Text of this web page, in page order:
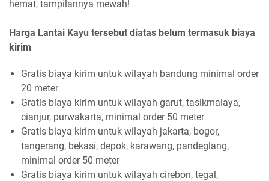
hemat, tampilannya mewah!
Harga Lantai Kayu tersebut diatas belum termasuk biaya
kirim
Gratis biaya kirim untuk wilayah bandung minimal order
20 meter
Gratis biaya kirim untuk wilayah garut, tasikmalaya,
cianjur, purwakarta, minimal order 50 meter
Gratis biaya kirim untuk wilayah jakarta, bogor,
tangerang, bekasi, depok, karawang, pandeglang,
minimal order 50 meter
Gratis biaya kirim untuk wilayah cirebon, tegal,